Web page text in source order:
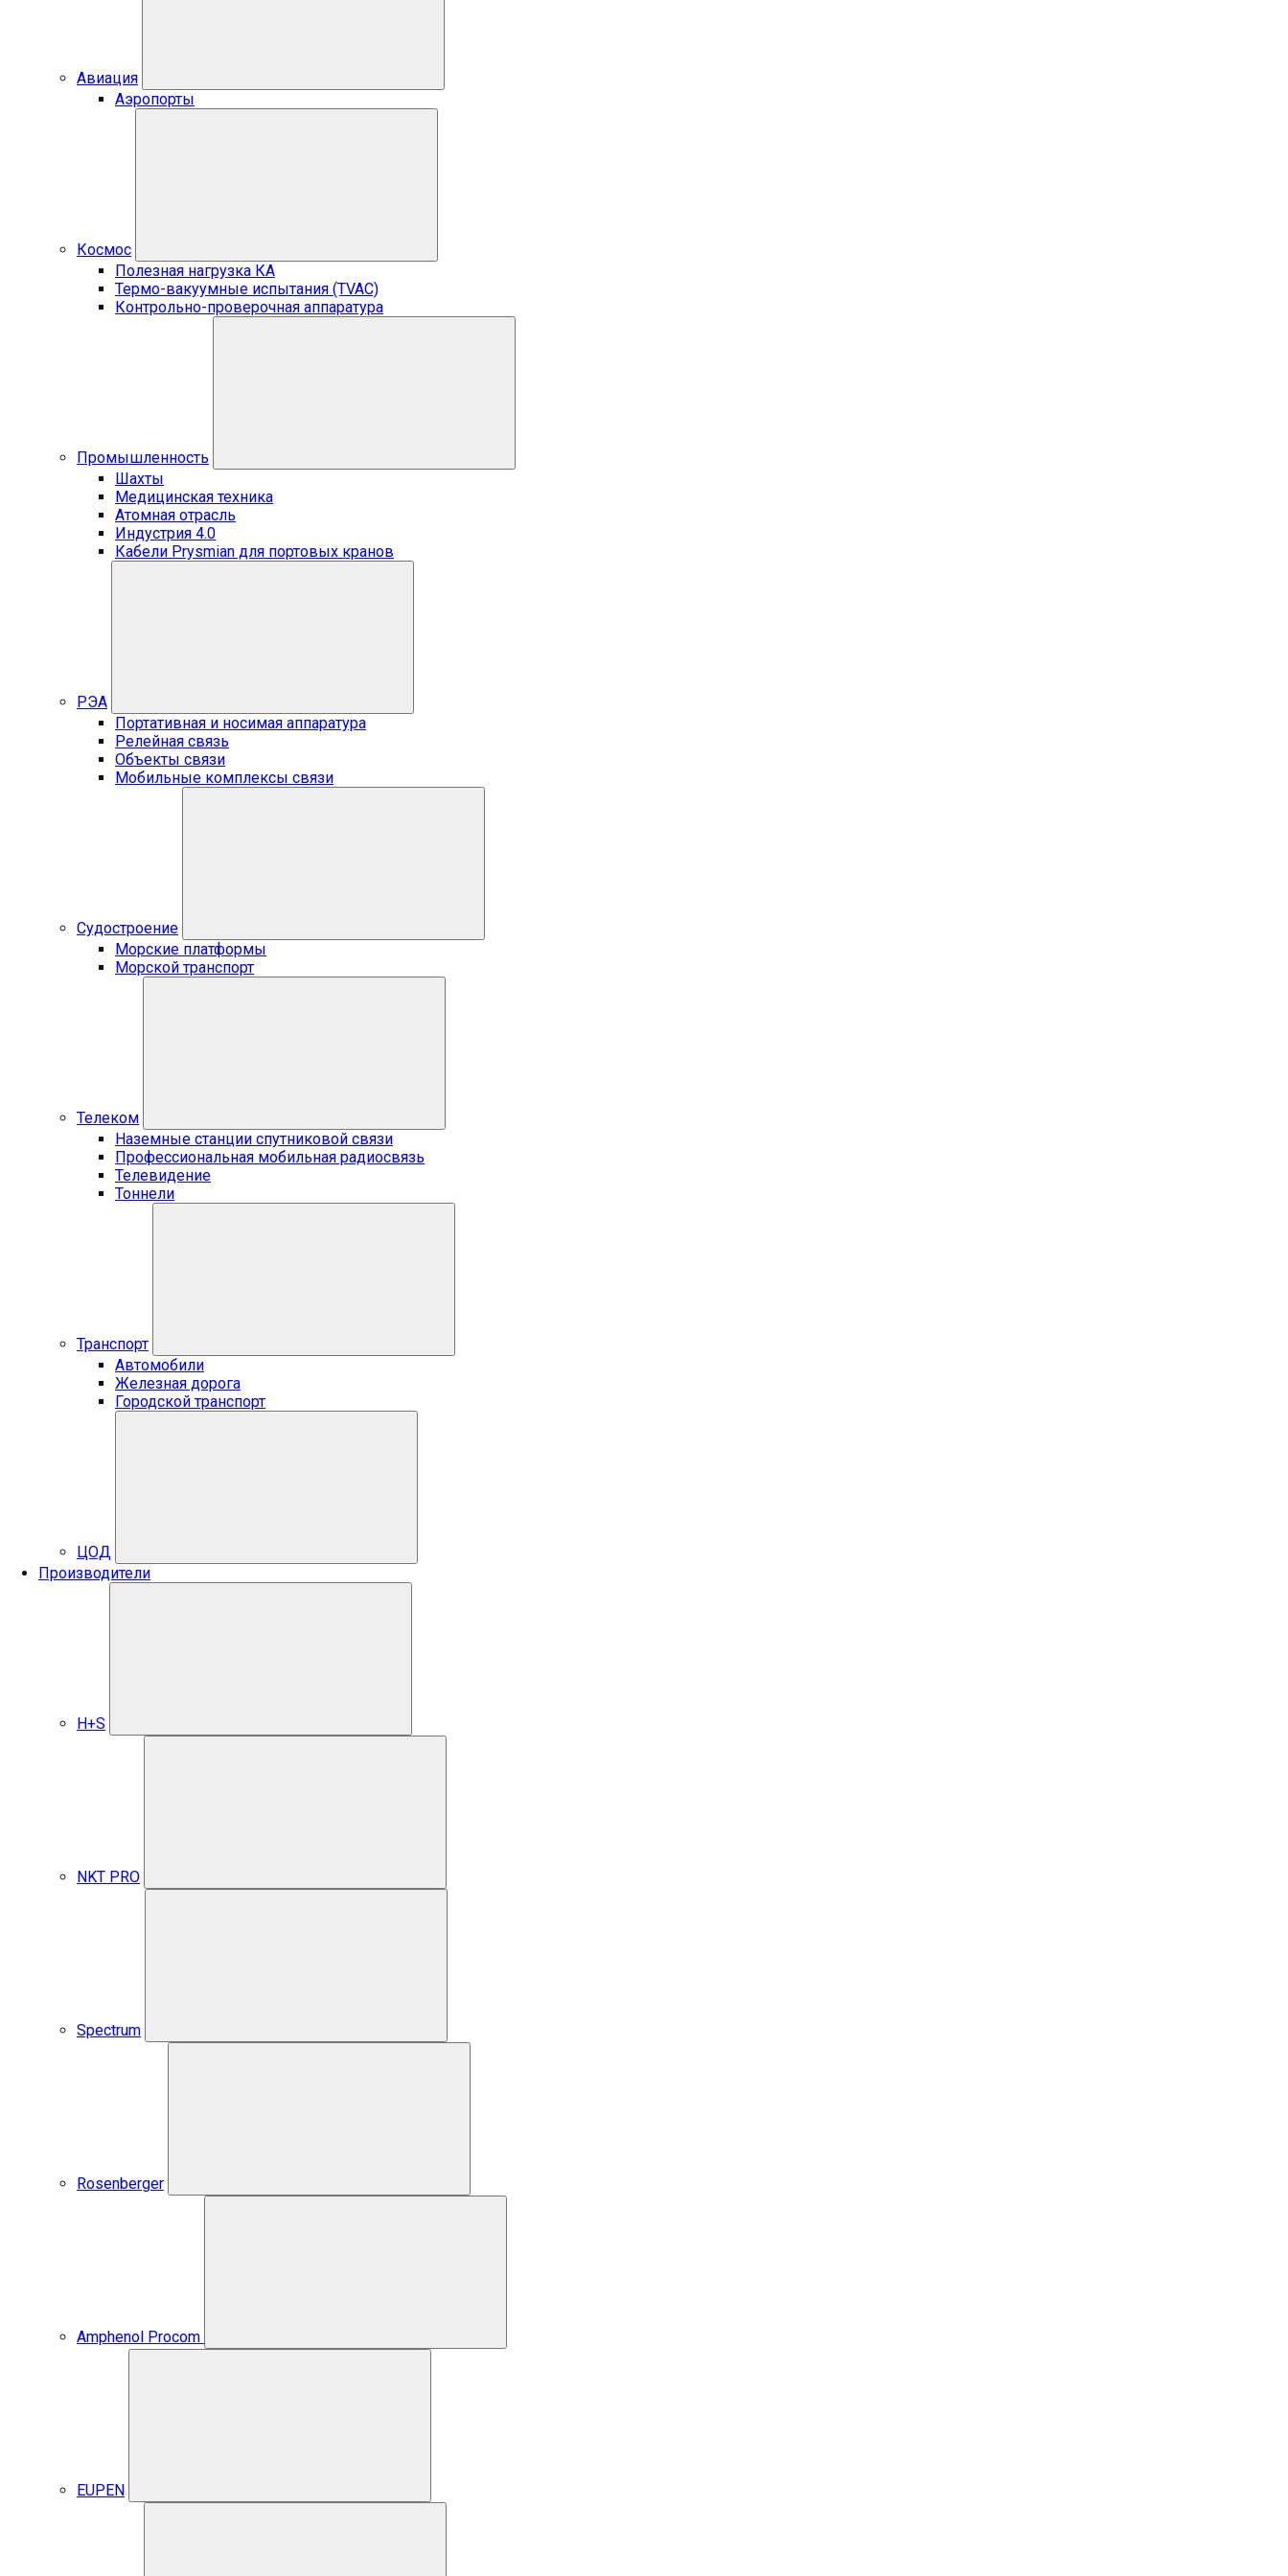
Авиация
Аэропорты
Космос
Полезная нагрузка КА
Термо-вакуумные испытания (TVAC)
Контрольно-проверочная аппаратура
Промышленность
Шахты
Медицинская техника
Атомная отрасль
Индустрия 4.0
Кабели Prysmian для портовых кранов
РЭА
Портативная и носимая аппаратура
Релейная связь
Объекты связи
Мобильные комплексы связи
Судостроение
Морские платформы
Морской транспорт
Телеком
Наземные станции спутниковой связи
Профессиональная мобильная радиосвязь
Телевидение
Тоннели
Транспорт
Автомобили
Железная дорога
Городской транспорт
ЦОД
Производители
H+S
NKT PRO
Spectrum
Rosenberger
Amphenol Procom
EUPEN